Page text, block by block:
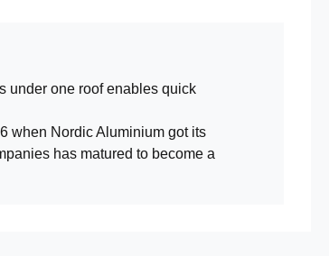
under one roof enables quick
when Nordic Aluminium got its
has matured to become a